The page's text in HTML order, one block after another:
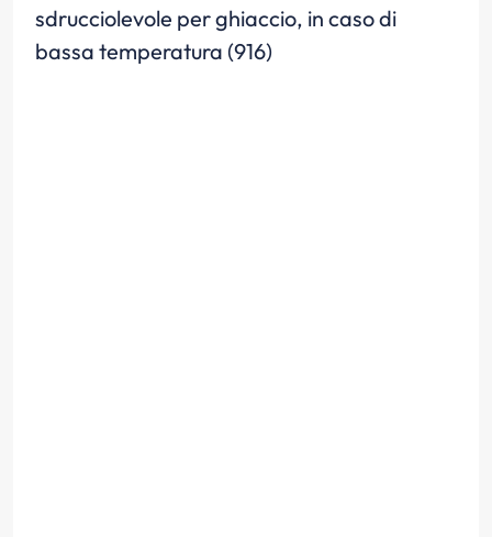
sdrucciolevole per ghiaccio, in caso di
bassa temperatura (916)